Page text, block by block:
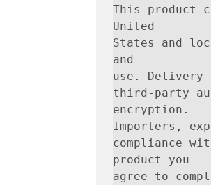
This product
United
States and
and
use. Delivery
third-party
encryption.
Importers,
compliance
product you
agree to